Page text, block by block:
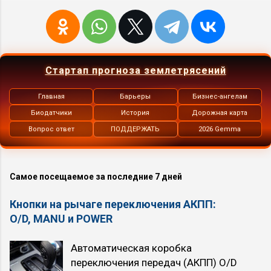
Стартап прогноза землетрясений
Главная
Биодатчики
Вопрос ответ
Барьеры
История
ПОДДЕРЖАТЬ
Бизнес-ангелам
Дорожная карта
2026 Gemma
Самое посещаемое за последние 7 дней
Кнопки на рычаге переключения АКПП:
O/D, MANU и POWER
Автоматическая коробка
переключения передач (АКПП) O/D